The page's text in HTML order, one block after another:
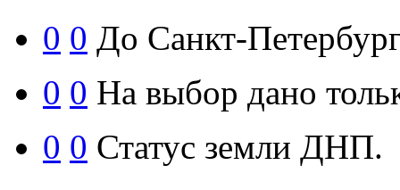
0 0 До Санкт-
0 0 На выбор дано
0 0 Статус земли ДНП.